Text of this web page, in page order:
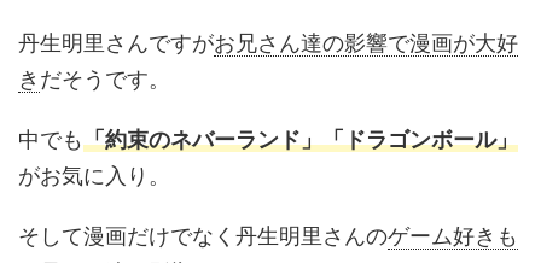
丹生明里さんですがお兄さん達の影響で漫画が大好
き だそうです。
中でも「約束のネバーランド」「ドラゴンボール」
がお気に入り。
そして漫画だけでなく丹生明里さんのゲーム好きも